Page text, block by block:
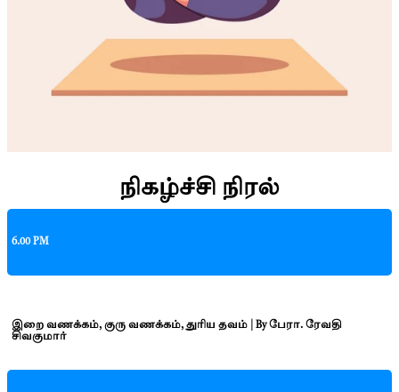
நிகழ்ச்சி நிரல்
6.00 PM
இறை வணக்கம், குரு வணக்கம், துரிய தவம் | By பேரா. ரேவதி
சிவகுமார்